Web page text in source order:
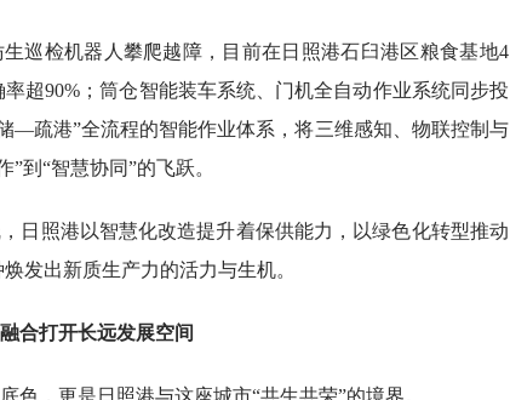
巡检机器人攀爬越障，目前在日照港石臼港区粮食基地4
超90%；筒仓智能装车系统、门机全自动作业系统同步投
疏港”全流程的智能作业体系，将三维感知、物联控制与
到“智慧协同”的飞跃。
日照港以智慧化改造提升着保供能力，以绿色化转型推动
发出新质生产力的活力与生机。
合打开长远发展空间
色，更是日照港与这座城市“共生共荣”的境界。